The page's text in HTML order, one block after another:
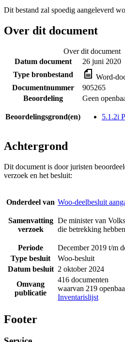
Dit bestand zal spoedig aangeleverd
Over dit document
Over dit document
Datum document
26 juni 2020
Type bronbestand
Word-
Documentnummer
905265
Beoordeling
Geen
Beoordelingsgrond(en) 5.1.2i
Achtergrond
Dit document is door juristen
verzoek en het besluit:
Onderdeel van Woo-deelbesluit
Samenvatting
verzoek
De minister van
die betrekking
Periode
December 2019 t/m
Type besluit
Woo-besluit
Datum besluit 2 oktober 2024
Omvang
publicatie
416 documenten
waarvan 219
Inventarislijst
Footer